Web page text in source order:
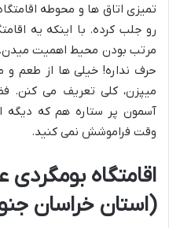
تمیزی اتاق ها و محوطه
رو جلب کرده. با اینکه یه
مرتب بودن محیط اهمیت
حرف نداره! خیلی ها از طعم
میپزن، کلی تعریف می کنن.
آسمون پر ستاره هم که دیگه
وقت فراموشش نمی کنید.
اقامتگاه
(استان خراسان